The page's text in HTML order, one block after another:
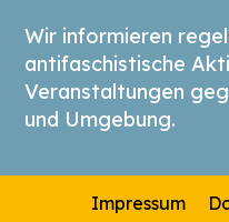
Wir informieren
antifaschistische
Veranstaltungen
und Umgebung.
Impressum